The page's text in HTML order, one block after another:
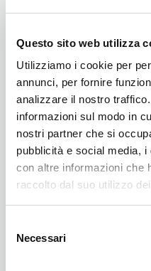
Questo sito web utilizza
Utilizziamo i cookie per
annunci, per fornire
analizzare il nostro
informazioni sul modo in
nostri partner che si
pubblicità e social media,
con altre informazioni che
raccolto dal suo utilizzo
delNecessari